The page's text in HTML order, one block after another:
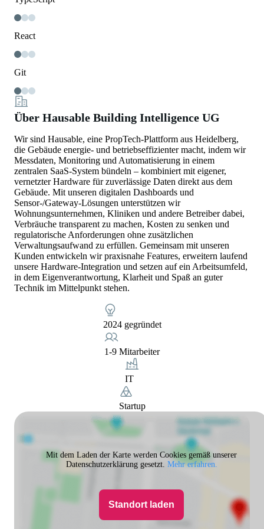
React
Git
Über Hausable Building Intelligence UG
Wir sind Hausable, eine PropTech‑Plattform aus Heidelberg,
die Gebäude energie‑ und betriebseffizienter macht, indem wir
Messdaten, Monitoring und Automatisierung in einem
zentralen SaaS‑System bündeln – kombiniert mit eigener,
vernetzter Hardware für zuverlässige Daten direkt aus dem
Gebäude. Mit unseren digitalen Dashboards und
Sensor‑/Gateway‑Lösungen unterstützen wir
Wohnungsunternehmen, Kliniken und andere Betreiber dabei,
Verbräuche transparent zu machen, Kosten zu senken und
regulatorische Anforderungen ohne zusätzlichen
Verwaltungsaufwand zu erfüllen. Gemeinsam mit unseren
Kunden entwickeln wir praxisnahe Features, erweitern laufend
unsere Hardware‑Integration und setzen auf ein Arbeitsumfeld,
in dem Eigenverantwortung, Klarheit und Spaß an guter
Technik im Mittelpunkt stehen.
2024 gegründet
1-9 Mitarbeiter
IT
Startup
Mit dem Laden der Karte werden Cookies gemäß unserer
Datenschutzerklärung gesetzt. Mehr erfahren.
Standort laden